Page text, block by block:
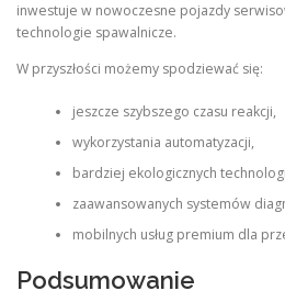
inwestuje w nowoczesne pojazdy
technologie spawalnicze.
W przyszłości możemy spodziewać się:
jeszcze szybszego czasu reakcji,
wykorzystania automatyzacji,
bardziej ekologicznych
zaawansowanych systemów
mobilnych usług premium dla
Podsumowanie